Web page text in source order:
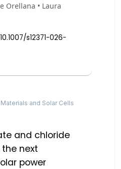
Orellana • Laura
s12371-026-
Materials and Solar Cells
and chloride
next
power